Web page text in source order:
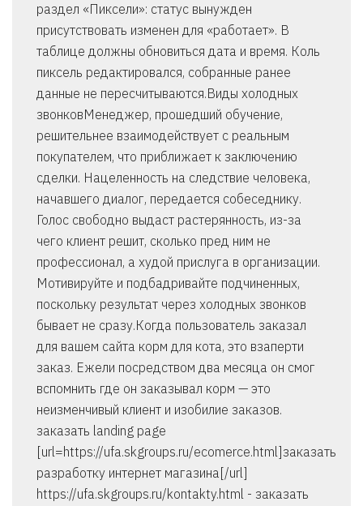
раздел «Пиксели»: статус вынужден
присутствовать изменен для «работает». В
таблице должны обновиться дата и время. Коль
пиксель редактировался, собранные ранее
данные не пересчитываются.Виды холодных
звонковМенеджер, прошедший обучение,
решительнее взаимодействует с реальным
покупателем, что приближает к заключению
сделки. Нацеленность на следствие человека,
начавшего диалог, передается собеседнику.
Голос свободно выдаст растерянность, из-за
чего клиент решит, сколько пред ним не
профессионал, а худой прислуга в организации.
Мотивируйте и подбадривайте подчиненных,
поскольку результат через холодных звонков
бывает не сразу.Когда пользователь заказал
для вашем сайта корм для кота, это взаперти
заказ. Ежели посредством два месяца он смог
вспомнить где он заказывал корм — это
неизменчивый клиент и изобилие заказов.
заказать landing page
[url=https://ufa.skgroups.ru/ecomerce.html]заказать
разработку интернет магазина[/url]
https://ufa.skgroups.ru/kontakty.html - заказать